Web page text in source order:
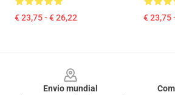
€ 23,75 - € 26,22 € 23,75
Envio mundial